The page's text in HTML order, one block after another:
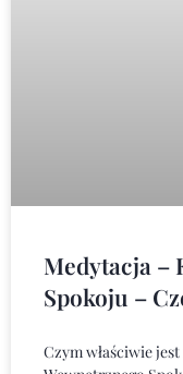
Medytacja –
Spokoju –
Czym właściwie